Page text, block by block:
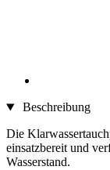
Beschreibung
Die
einsatzbereit und
Wasserstand.